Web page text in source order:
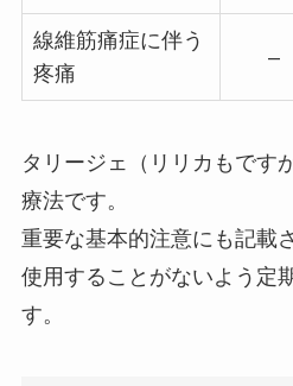
線維筋痛症に伴う
疼痛
–
タリージェ（リリカもです
療法です。
重要な基本的注意にも記載
使用することがないよう定
す。